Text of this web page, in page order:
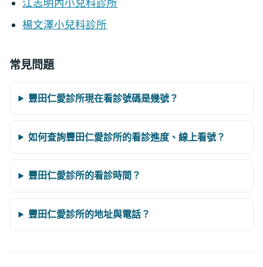
江志明內小兒科診所
楊文澤小兒科診所
常見問題
豐田仁愛診所現在看診號碼是幾號？
如何查詢豐田仁愛診所的看診進度、線上看號？
豐田仁愛診所的看診時間？
豐田仁愛診所的地址與電話？